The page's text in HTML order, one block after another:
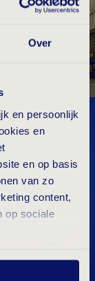
Over
en persoonlijk
en
en op basis
van zo
content,
op sociale
weten?
nieuwe
bewijs
van ons
onze
en